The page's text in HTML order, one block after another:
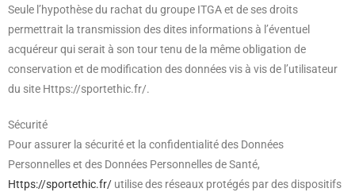
Seule l’hypothèse du rachat du groupe ITGA et de ses droits
permettrait la transmission des dites informations à l’éventuel
acquéreur qui serait à son tour tenu de la même obligation de
conservation et de modification des données vis à vis de l’utilisateur
du site Https://sportethic.fr/.
Sécurité
Pour assurer la sécurité et la confidentialité des Données
Personnelles et des Données Personnelles de Santé,
Https://sportethic.fr/ utilise des réseaux protégés par des dispositifs